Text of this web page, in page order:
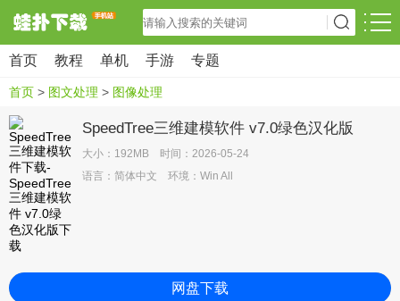
首页 教程 单机 手游 专题
首页 > 图文处理 > 图像处理
SpeedTree三维建模软件 v7.0绿色汉化版
大小：192MB 时间：2026-05-24
语言：简体中文 环境：Win All
网盘下载